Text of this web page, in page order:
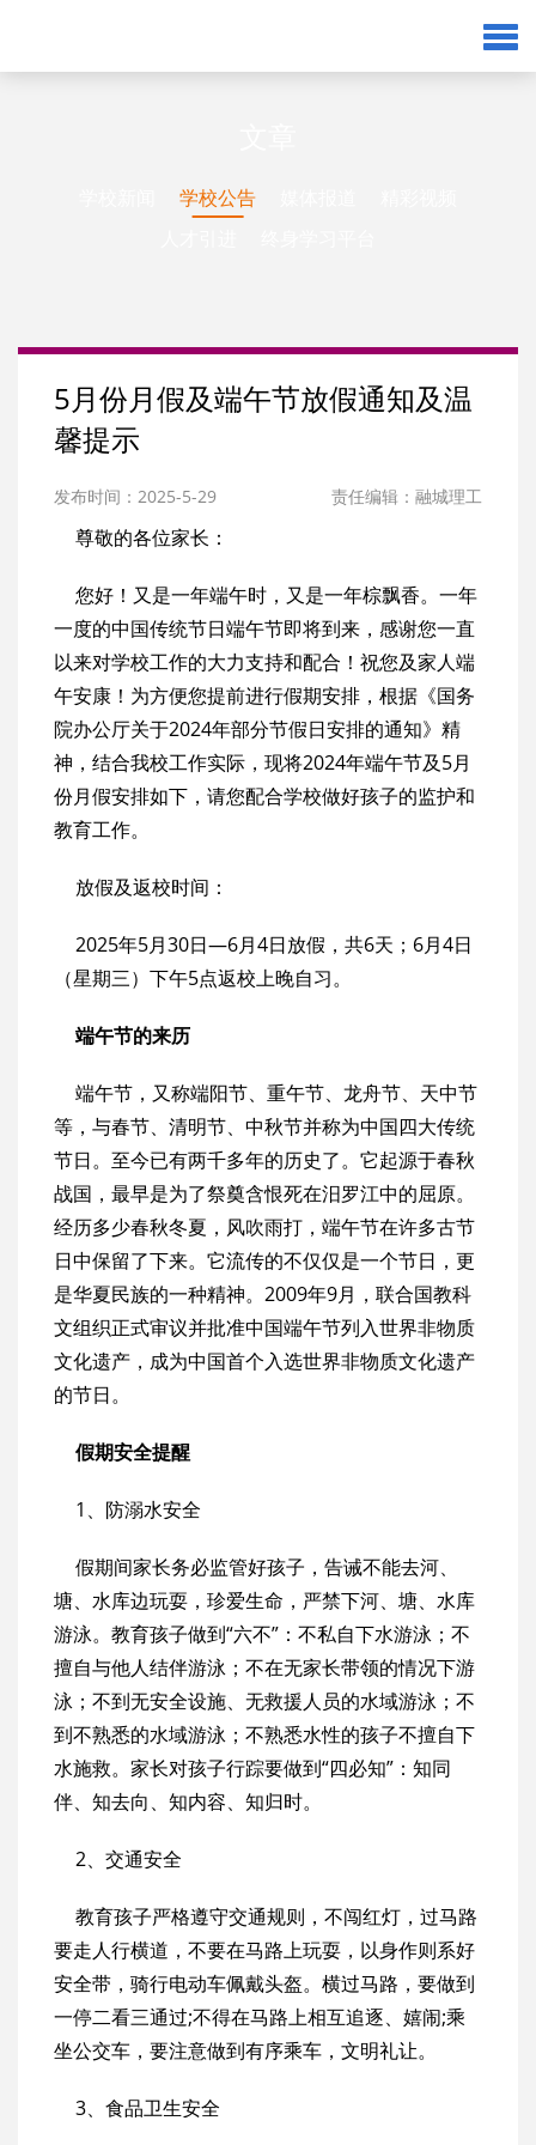
学校公告
5月份月假及端午节放假通知及温
馨提示
发布时间：2025-5-29 责任编辑：融城理工
尊敬的各位家长：
您好！又是一年端午时，又是一年棕飘香。一年
一度的中国传统节日端午节即将到来，感谢您一直
以来对学校工作的大力支持和配合！祝您及家人端
午安康！为方便您提前进行假期安排，根据《国务
院办公厅关于2024年部分节假日安排的通知》精
神，结合我校工作实际，现将2024年端午节及5月
份月假安排如下，请您配合学校做好孩子的监护和
教育工作。
放假及返校时间：
2025年5月30日—6月4日放假，共6天；6月4日
（星期三）下午5点返校上晚自习。
端午节的来历
端午节，又称端阳节、重午节、龙舟节、天中节
等，与春节、清明节、中秋节并称为中国四大传统
节日。至今已有两千多年的历史了。它起源于春秋
战国，最早是为了祭奠含恨死在汨罗江中的屈原。
经历多少春秋冬夏，风吹雨打，端午节在许多古节
日中保留了下来。它流传的不仅仅是一个节日，更
是华夏民族的一种精神。2009年9月，联合国教科
文组织正式审议并批准中国端午节列入世界非物质
文化遗产，成为中国首个入选世界非物质文化遗产
的节日。
假期安全提醒
1、防溺水安全
假期间家长务必监管好孩子，告诫不能去河、
塘、水库边玩耍，珍爱生命，严禁下河、塘、水库
游泳。教育孩子做到“六不”：不私自下水游泳；不
擅自与他人结伴游泳；不在无家长带领的情况下游
泳；不到无安全设施、无救援人员的水域游泳；不
到不熟悉的水域游泳；不熟悉水性的孩子不擅自下
水施救。家长对孩子行踪要做到“四必知”：知同
伴、知去向、知内容、知归时。
2、交通安全
教育孩子严格遵守交通规则，不闯红灯，过马路
要走人行横道，不要在马路上玩耍，以身作则系好
安全带，骑行电动车佩戴头盔。横过马路，要做到
一停二看三通过;不得在马路上相互追逐、嬉闹;乘
坐公交车，要注意做到有序乘车，文明礼让。
3、食品卫生安全